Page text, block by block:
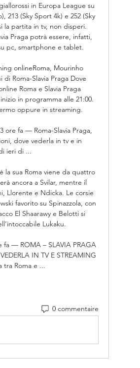
in Europa League su
213 (Sky Sport 4k) e 252 (Sky
la partita in tv, non disperi.
Praga potrà essere, infatti,
pc, smartphone e tablet.
onlineRoma, Mourinho
Roma-Slavia Praga Dove
Roma e Slavia Praga
in programma alle 21:00.
oppure in streaming.
ore fa — Roma-Slavia Praga,
dove vederla in tv e in
ieri di ...
la sua Roma viene da quattro
ancora a Svilar, mentre il
Llorente e Ndicka. Le corsie
favorito su Spinazzola, con
El Shaarawy e Belotti si
Lukaku.
fa — ROMA – SLAVIA PRAGA
IN TV E STREAMING
Roma e ...
0 commentaire